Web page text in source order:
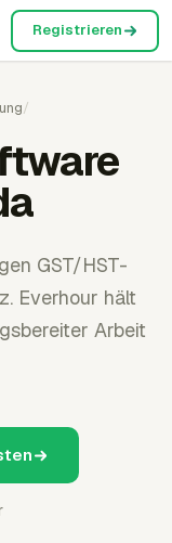
Registrieren
/
GST/HST-
Everhour hält
Arbeit